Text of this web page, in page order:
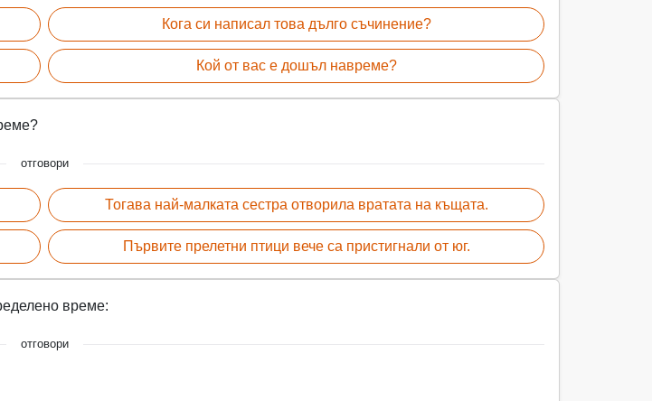
Кога си написал това дълго съчинение?
Кой от вас е дошъл навреме?
отговори
Тогава най-малката сестра отворила вратата на къщата.
Първите прелетни птици вече са пристигнали от юг.
време:
отговори